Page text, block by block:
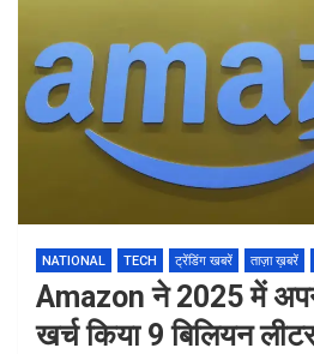
NATIONAL TECH ट्रेंडिंग खबरें ताज़ा ख़बरें
Amazon ने 2025 में
खर्च किया 9 बिलियन